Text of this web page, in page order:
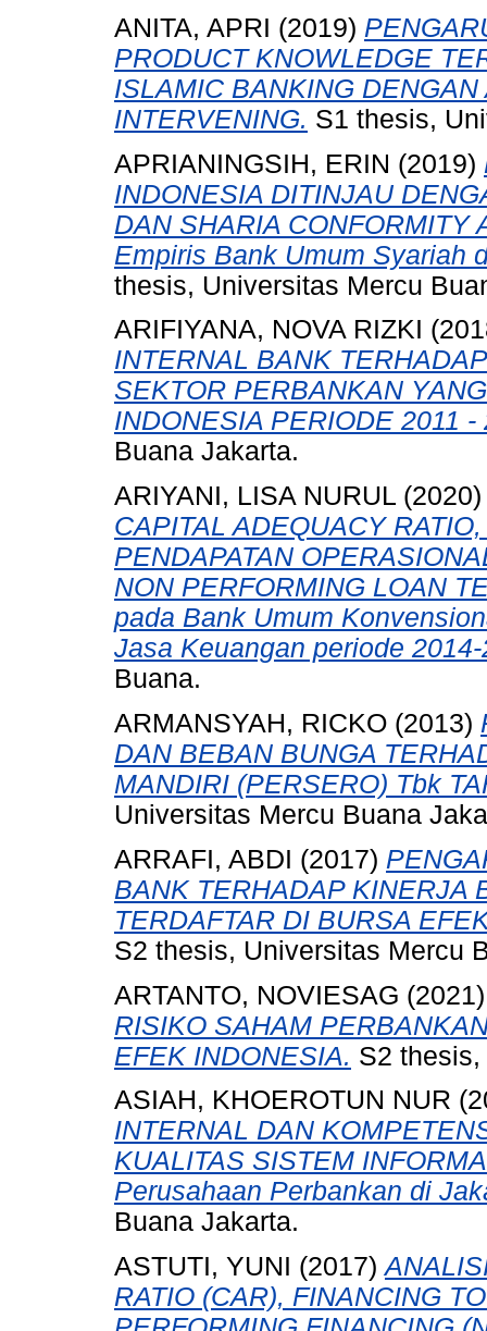
ANITA, APRI (2019)
PRODUCT KNOWLEDGE
ISLAMIC BANKING
INTERVENING. S1 thesis,
APRIANINGSIH, ERIN (2019)
INDONESIA DITINJAU
DAN SHARIA CONFORMITY
Empiris Bank Umum Syariah
thesis, Universitas Mercu
ARIFIYANA, NOVA RIZKI
INTERNAL BANK
SEKTOR PERBANKAN
INDONESIA PERIODE 2011 -
Buana Jakarta.
ARIYANI, LISA NURUL
CAPITAL ADEQUACY
PENDAPATAN
NON PERFORMING LOAN
pada Bank Umum
Jasa Keuangan periode
Buana.
ARMANSYAH, RICKO (2013)
DAN BEBAN BUNGA
MANDIRI (PERSERO) Tbk
Universitas Mercu Buana
ARRAFI, ABDI (2017)
BANK TERHADAP KINERJA
TERDAFTAR DI BURSA
S2 thesis, Universitas Mercu
ARTANTO, NOVIESAG
RISIKO SAHAM
EFEK INDONESIA. S2
ASIAH, KHOEROTUN NUR
INTERNAL DAN
KUALITAS SISTEM
Perusahaan Perbankan di
Buana Jakarta.
ASTUTI, YUNI (2017)
RATIO (CAR), FINANCING